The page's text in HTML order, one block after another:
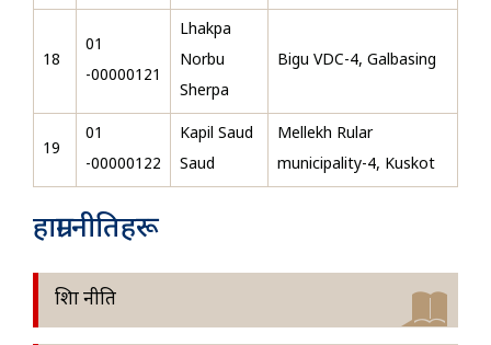
18
01
-00000121
Lhakpa
Norbu
Sherpa
Bigu VDC-4, Galbasing
19
01
-00000122
Kapil Saud
Saud
Mellekh Rular
municipality-4, Kuskot
हाम्रा नीतिहरू
शिक्षा नीति